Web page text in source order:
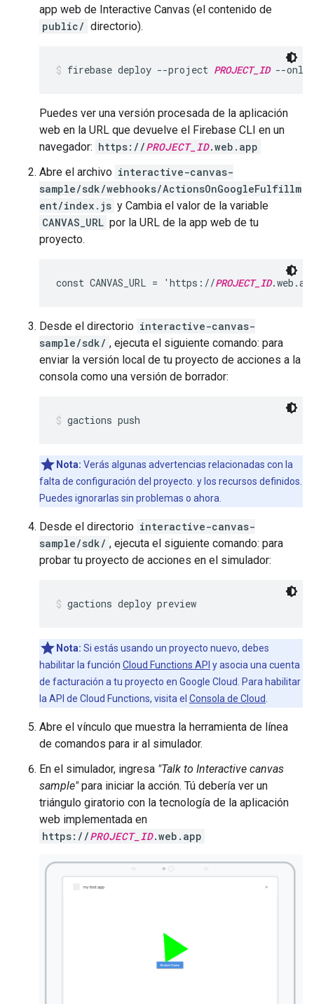
app web de Interactive Canvas (el contenido de
public/ directorio).
firebase deploy --project PROJECT_ID --only
Puedes ver una versión procesada de la aplicación
web en la URL que devuelve el Firebase CLI en un
navegador: https://PROJECT_ID.web.app
Abre el archivo interactive-canvas-
sample/sdk/webhooks/ActionsOnGoogleFulfillm
ent/index.js y Cambia el valor de la variable
CANVAS_URL por la URL de la app web de tu
proyecto.
const CANVAS_URL = 'https://PROJECT_ID
Desde el directorio interactive-canvas-
sample/sdk/ , ejecuta el siguiente comando: para
enviar la versión local de tu proyecto de acciones a la
consola como una versión de borrador:
gactions push
Nota: Verás algunas advertencias relacionadas con la
falta de configuración del proyecto. y los recursos definidos.
Puedes ignorarlas sin problemas o ahora.
Desde el directorio interactive-canvas-
sample/sdk/ , ejecuta el siguiente comando: para
probar tu proyecto de acciones en el simulador:
gactions deploy preview
Nota: Si estás usando un proyecto nuevo, debes
habilitar la función Cloud Functions API y asocia una cuenta
de facturación a tu proyecto en Google Cloud. Para habilitar
la API de Cloud Functions, visita el Consola de Cloud
Abre el vínculo que muestra la herramienta de línea
de comandos para ir al simulador.
En el simulador, ingresa "Talk to Interactive canvas
sample"para iniciar la acción. Tú debería ver un
triángulo giratorio con la tecnología de la aplicación
web implementada en
https://PROJECT_ID.web.app